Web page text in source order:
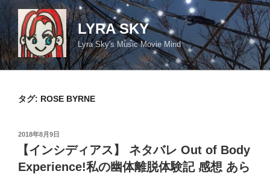
コ
ン
テ
ン
ツ
LYRA SKY
Lyra Sky's Music Movie Mind
タグ: ROSE BYRNE
投
日:
2018年8月9日
【インシディアス】 ネタバレ Out of Body
Experience!私の幽体離脱体験記 感想 あら